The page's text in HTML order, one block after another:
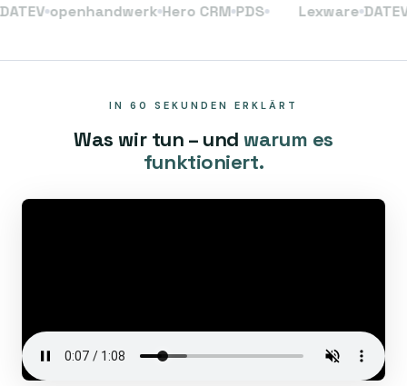
openhandwerk Hero CRM PDS Lexware DATEV
IN 60 SEKUNDEN ERKLÄRT
Was wir tun – und warum es
funktioniert.